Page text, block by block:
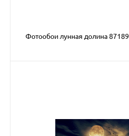
Фотообои лунная долина 87189